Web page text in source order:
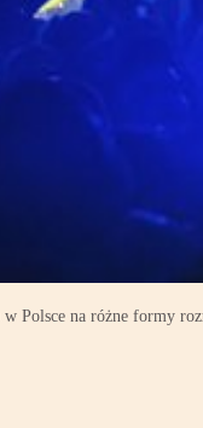
Polsce na różne formy